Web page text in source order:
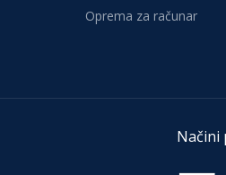
Oprema za računar
Načini